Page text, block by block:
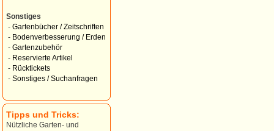
Sonstiges
- Gartenbücher / Zeitschriften
- Bodenverbesserung / Erden
- Gartenzubehör
- Reservierte Artikel
- Rücktickets
- Sonstiges / Suchanfragen
Tipps und Tricks:
Nützliche Garten- und